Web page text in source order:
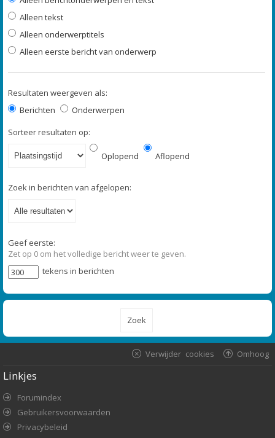
Alleen tekst
Alleen onderwerptitels
Alleen eerste bericht van onderwerp
Resultaten weergeven als:
Berichten
Onderwerpen
Sorteer resultaten op:
Oplopend Aflopend
Zoek in berichten van afgelopen:
Geef eerste:
Zet op 0 om het volledige bericht weer te geven.
tekens in berichten
Omhoog
Verwijder cookies
Linkjes
Forumindex
Gebruikersvoorwaarden
Privacybeleid